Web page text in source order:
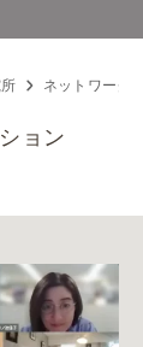
ネットワーク
ョン